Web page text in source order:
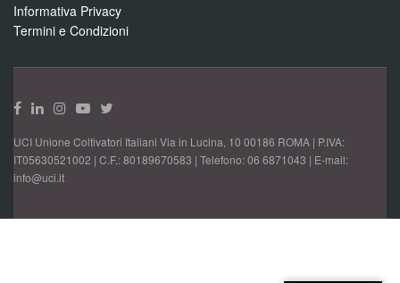
Informativa Privacy
Termini e Condizioni
UCI Unione Coltivatori Italiani Via in Lucina, 10 00186 ROMA | P.IVA:
IT05630521002 | C.F.: 80189670583 | Telefono: 06 6871043 | E-mail:
info@uci.it